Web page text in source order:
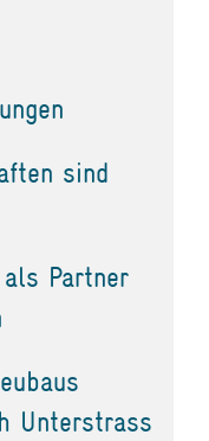
sind
Partner
Unterstrass